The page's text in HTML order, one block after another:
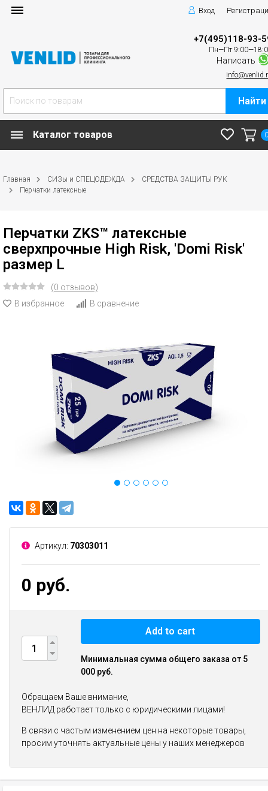
Вход
+7(495)118-93-
Пн—Пт
Написать
Найти
Каталог товаров
Главная СИЗы и СПЕЦОДЕЖДА
СРЕДСТВА ЗАЩИТЫ РУК
Перчатки латексные
Перчатки ZKS™ латексные
сверхпрочные High Risk, 'Domi Risk'
размер L
(0 отзывов)
В избранное
В сравнение
Артикул: 70303011
0 руб.
Add to cart
Минимальная сумма общего заказа от 5
000 руб.
Обращаем Ваше внимание,
ВЕНЛИД работает только с юридическими лицами!
В связи с частым изменением цен на некоторые товары,
просим уточнять актуальные цены у наших менеджеров